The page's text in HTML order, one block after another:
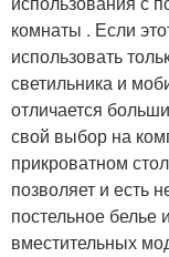
комнаты . Если
использовать
светильника и
отличается
свой выбор на
прикроватном
позволяет и есть
постельное белье
вместительных